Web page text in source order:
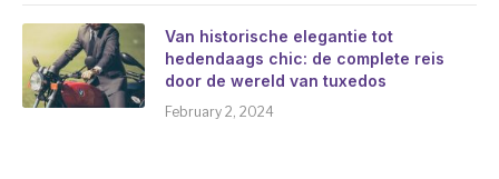
Van historische elegantie tot
hedendaags chic: de complete reis
door de wereld van tuxedos
February 2, 2024